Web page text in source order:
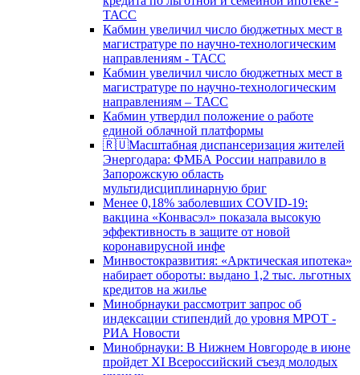
ТАСС
Кабмин увеличил число бюджетных мест в
магистратуре по научно-технологическим
направлениям - ТАСС
Кабмин увеличил число бюджетных мест в
магистратуре по научно-технологическим
направлениям – ТАСС
Кабмин утвердил положение о работе
единой облачной платформы
🇷🇺Масштабная диспансеризация жителей
Энергодара: ФМБА России направило в
Запорожскую область
мультидисциплинарную бриг
Менее 0,18% заболевших COVID-19:
вакцина «Конвасэл» показала высокую
эффективность в защите от новой
коронавирусной инфе
Минвостокразвития: «Арктическая ипотека»
набирает обороты: выдано 1,2 тыс. льготных
кредитов на жилье
Минобрнауки рассмотрит запрос об
индексации стипендий до уровня МРОТ -
РИА Новости
Минобрнауки: В Нижнем Новгороде в июне
пройдет XI Всероссийский съезд молодых